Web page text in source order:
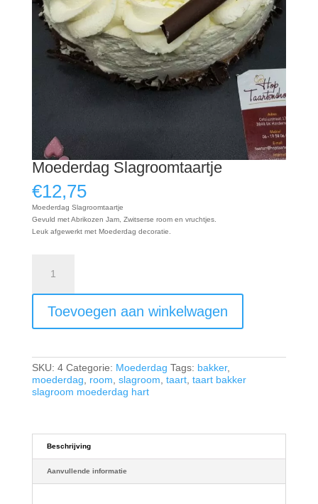
Moederdag Slagroomtaartje
€12,75
Moederdag Slagroomtaartje
Gevuld met Abrikozen Jam, Zwitserse room en vruchtjes.
Leuk afgewerkt met Moederdag decoratie.
Slagroomtaartje
Toevoegen aan winkelwagen
SKU: 4 Categorie: Moederdag Tags: bakker,
moederdag, room, slagroom, taart, taart bakker
slagroom moederdag hart
Beschrijving
Aanvullende informatie